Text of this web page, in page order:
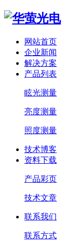
网站首页
企业新闻
解决方案
产品列表
眩光测量
亮度测量
照度测量
技术博客
资料下载
产品彩页
技术文章
联系我们
联系方式